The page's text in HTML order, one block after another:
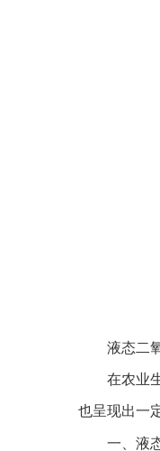
液态二氧
在农业生
也呈现出一
一、液态